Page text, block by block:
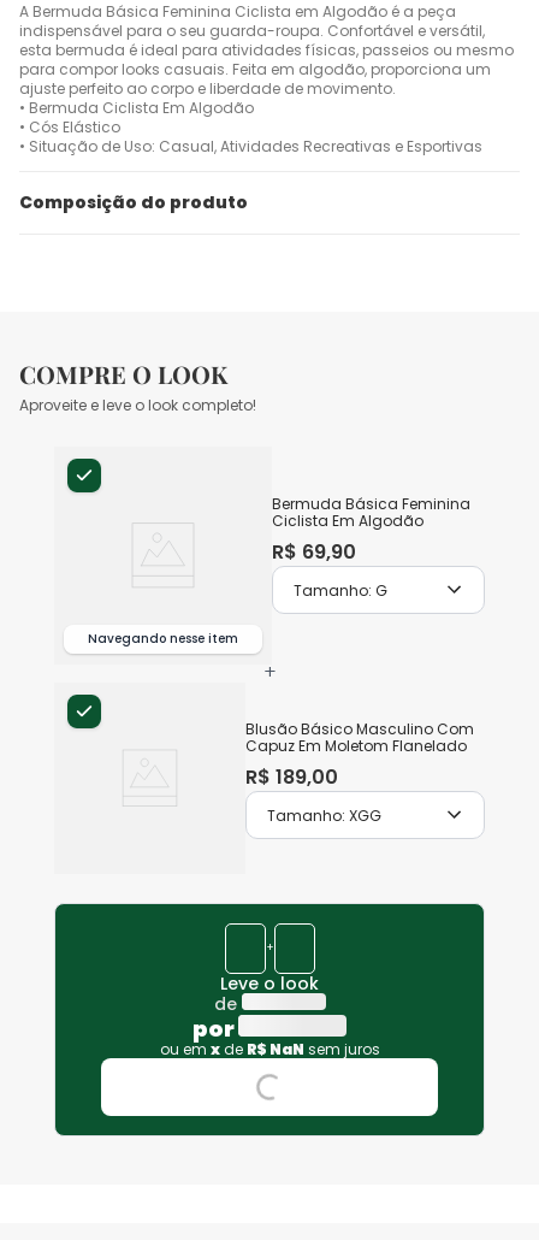
A Bermuda Básica Feminina Ciclista em Algodão é a peça
indispensável para o seu guarda-roupa. Confortável e versátil,
esta bermuda é ideal para atividades físicas, passeios ou mesmo
para compor looks casuais. Feita em algodão, proporciona um
ajuste perfeito ao corpo e liberdade de movimento.
• Bermuda Ciclista Em Algodão
• Cós Elástico
• Situação de Uso: Casual, Atividades Recreativas e Esportivas
Composição do produto
COMPRE O LOOK
Aproveite e leve o look completo!
Navegando nesse item
Bermuda Básica Feminina
Ciclista Em Algodão
R$ 69,90
Tamanho: G
+
Blusão Básico Masculino Com
Capuz Em Moletom Flanelado
R$ 189,00
Tamanho: XGG
+
Leve o look
de
por
ou em x de R$ NaN sem juros